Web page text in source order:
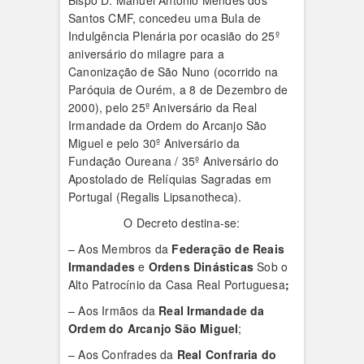
Santos CMF, concedeu uma Bula de
Indulgência Plenária por ocasião do 25º
aniversário do milagre para a
Canonização de São Nuno (ocorrido na
Paróquia de Ourém, a 8 de Dezembro de
2000), pelo 25º Aniversário da Real
Irmandade da Ordem do Arcanjo São
Miguel e pelo 30º Aniversário da
Fundação Oureana / 35º Aniversário do
Apostolado de Relíquias Sagradas em
Portugal (Regalis Lipsanotheca).
O Decreto destina-se:
– Aos Membros da Federação de Reais
Irmandadese Ordens DinásticasSob o
Alto Patrocínio da Casa Real Portuguesa;
– Aos Irmãos da Real Irmandade da
Ordem do Arcanjo São Miguel;
– Aos Confrades da Real Confraria do